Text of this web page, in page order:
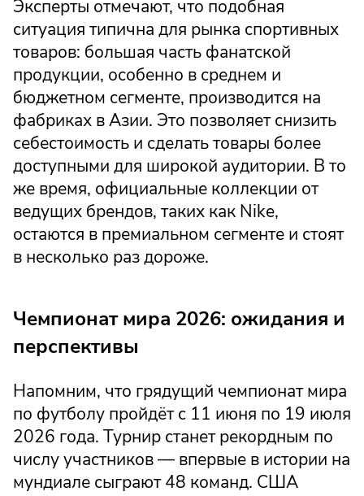
Эксперты отмечают, что подобная
ситуация типична для рынка спортивных
товаров: большая часть фанатской
продукции, особенно в среднем и
бюджетном сегменте, производится на
фабриках в Азии. Это позволяет снизить
себестоимость и сделать товары более
доступными для широкой аудитории. В то
же время, официальные коллекции от
ведущих брендов, таких как Nike,
остаются в премиальном сегменте и стоят
в несколько раз дороже.
Чемпионат мира 2026: ожидания и
перспективы
Напомним, что грядущий чемпионат мира
по футболу пройдёт с 11 июня по 19 июля
2026 года. Турнир станет рекордным по
числу участников — впервые в истории на
мундиале сыграют 48 команд. США